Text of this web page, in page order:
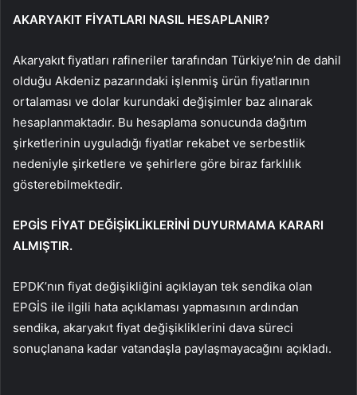
AKARYAKIT FİYATLARI NASIL HESAPLANIR?
Akaryakıt fiyatları rafineriler tarafından Türkiye’nin de dahil
olduğu Akdeniz pazarındaki işlenmiş ürün fiyatlarının
ortalaması ve dolar kurundaki değişimler baz alınarak
hesaplanmaktadır. Bu hesaplama sonucunda dağıtım
şirketlerinin uyguladığı fiyatlar rekabet ve serbestlik
nedeniyle şirketlere ve şehirlere göre biraz farklılık
gösterebilmektedir.
EPGİS FİYAT DEĞİŞİKLİKLERİNİ DUYURMAMA KARARI
ALMIŞTIR.
EPDK’nın fiyat değişikliğini açıklayan tek sendika olan
EPGİS ile ilgili hata açıklaması yapmasının ardından
sendika, akaryakıt fiyat değişikliklerini dava süreci
sonuçlanana kadar vatandaşla paylaşmayacağını açıkladı.